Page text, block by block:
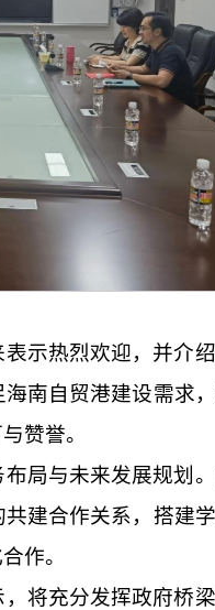
示热烈欢迎，并介
南自贸港建设需求
赞誉。
局与未来发展规划
建合作关系，搭建
作。
将充分发挥政府桥